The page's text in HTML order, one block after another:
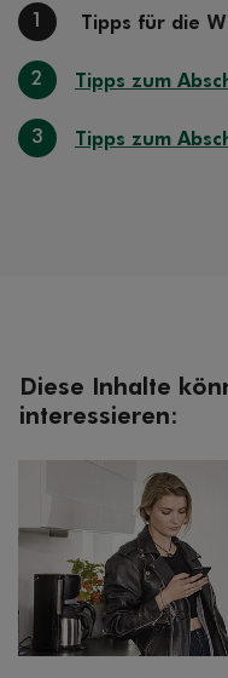
1 Tipps für die
2 Tipps zum
3 Tipps zum
Diese Inhalte
interessieren: